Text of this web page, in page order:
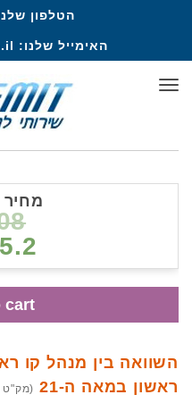
הטלפון
האימייל שלנו:
תפריט
השוואה בין מנהל קו
ראשון במאה ה-21
(מק"ט :
cart